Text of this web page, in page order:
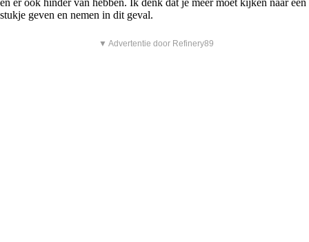
en er ook hinder van hebben. Ik denk dat je meer moet kijken naar een
stukje geven en nemen in dit geval.
▼ Advertentie door Refinery89